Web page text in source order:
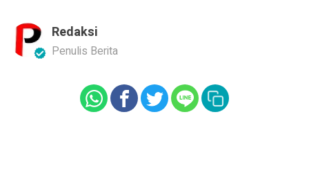
Redaksi
Penulis Berita